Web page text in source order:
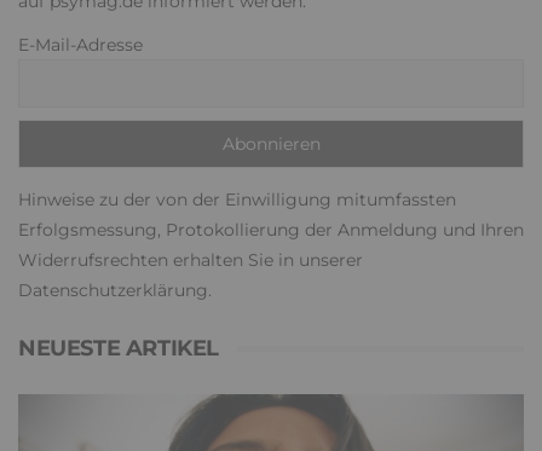
E-Mail-Adresse
Hinweise zu der von der Einwilligung mitumfassten
Erfolgsmessung, Protokollierung der Anmeldung und Ihren
Widerrufsrechten erhalten Sie in unserer
Datenschutzerklärung.
NEUESTE ARTIKEL